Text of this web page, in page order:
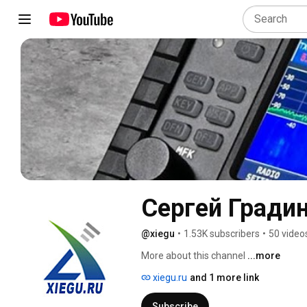
Сергей
@xiegu • 1.53K subscribers • 50
More about this channel ...more
xiegu.ru and 1 more link